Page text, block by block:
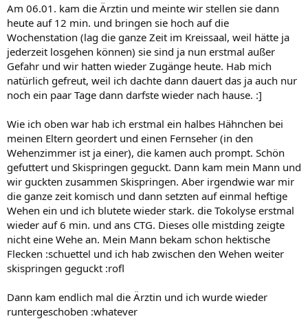
Am 06.01. kam die Ärztin und meinte wir stellen sie dann
heute auf 12 min. und bringen sie hoch auf die
Wochenstation (lag die ganze Zeit im Kreissaal, weil hätte ja
jederzeit losgehen können) sie sind ja nun erstmal außer
Gefahr und wir hatten wieder Zugänge heute. Hab mich
natürlich gefreut, weil ich dachte dann dauert das ja auch nur
noch ein paar Tage dann darfste wieder nach hause. :]
Wie ich oben war hab ich erstmal ein halbes Hähnchen bei
meinen Eltern geordert und einen Fernseher (in den
Wehenzimmer ist ja einer), die kamen auch prompt. Schön
gefuttert und Skispringen geguckt. Dann kam mein Mann und
wir guckten zusammen Skispringen. Aber irgendwie war mir
die ganze zeit komisch und dann setzten auf einmal heftige
Wehen ein und ich blutete wieder stark. die Tokolyse erstmal
wieder auf 6 min. und ans CTG. Dieses olle mistding zeigte
nicht eine Wehe an. Mein Mann bekam schon hektische
Flecken :schuettel und ich hab zwischen den Wehen weiter
skispringen geguckt :rofl
Dann kam endlich mal die Ärztin und ich wurde wieder
runtergeschoben :whatever